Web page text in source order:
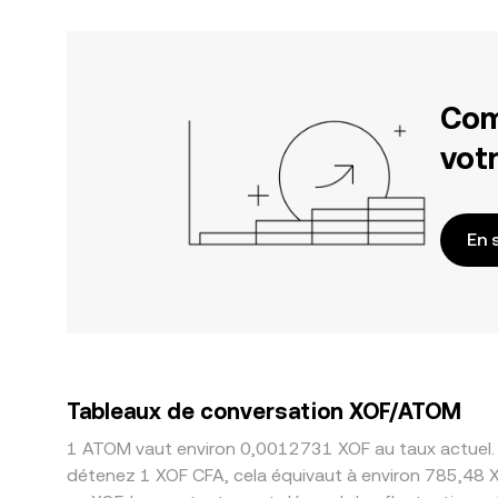
En
Tableaux de conversation XOF/ATOM
1 ATOM vaut environ 0,0012731 XOF au taux
détenez 1 XOF CFA, cela équivaut à environ 785,48